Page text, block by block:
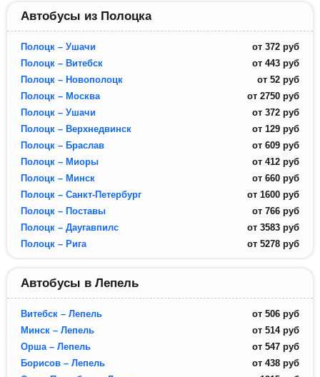
Автобусы из Полоцка
Полоцк – Ушачи от 372 руб
Полоцк – Витебск
от 443 руб
Полоцк – Новополоцк
от 52 руб
Полоцк – Москва
от 2750 руб
Полоцк – Ушачи
от 372 руб
Полоцк – Верхнедвинск
от 129 руб
Полоцк – Браслав
от 609 руб
Полоцк – Миоры
от 412 руб
Полоцк – Минск
от 660 руб
Полоцк – Санкт-Петербург
от 1600 руб
Полоцк – Поставы
от 766 руб
Полоцк – Даугавпилс
от 3583 руб
Полоцк – Рига
от 5278 руб
Автобусы в Лепель
Витебск – Лепель от 506 руб
Минск – Лепель
от 514 руб
Орша – Лепель
от 547 руб
Борисов – Лепель
от 438 руб